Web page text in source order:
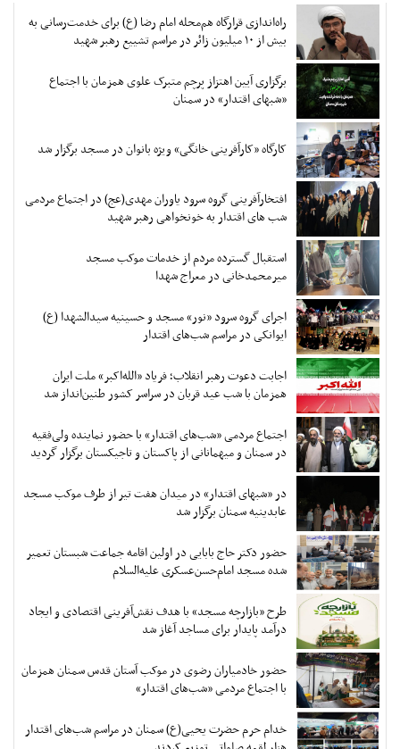
راه‌اندازی قرارگاه هم‌محله امام رضا (ع) برای خدمت‌رسانی به
بیش از ۱۰ میلیون زائر در مراسم تشییع رهبر شهید
برگزاری آیین اهتزاز پرچم متبرک علوی همزمان با اجتماع
«شبهای اقتدار» در سمنان
کارگاه «کارآفرینی خانگی» ویژه بانوان در مسجد برگزار شد
افتخارآفرینی گروه سرود یاوران مهدی(عج) در اجتماع مردمی
شب های اقتدار به خونخواهی رهبر شهید
استقبال گسترده مردم از خدمات موکب مسجد
میرمحمدخانی در معراج شهدا
اجرای گروه سرود «نور» مسجد و حسینیه سیدالشهدا (ع)
ایوانکی در مراسم شب‌های اقتدار
اجابت دعوت رهبر انقلاب؛ فریاد «الله‌اکبر» ملت ایران
همزمان با شب عید قربان در سراسر کشور طنین‌انداز شد
اجتماع مردمی «شب‌های اقتدار» با حضور نماینده ولی‌فقیه
در سمنان و میهمانانی از پاکستان و تاجیکستان برگزار گردید
در «شبهای اقتدار» در میدان هفت تیر از طرف موکب مسجد
عابدینیه سمنان برگزار شد
حضور دکتر حاج بابایی در اولین اقامه جماعت شبستان تعمیر
شده مسجد امام‌حسن‌عسکری علیه‌السلام
طرح «بازارچه مسجد» با هدف نقش‌آفرینی اقتصادی و ایجاد
درآمد پایدار برای مساجد آغاز شد
حضور خادمیاران رضوی در موکب آستان قدس سمنان همزمان
با اجتماع مردمی «شب‌های اقتدار»
خدام حرم حضرت یحیی(ع) سمنان در مراسم شب‌های اقتدار